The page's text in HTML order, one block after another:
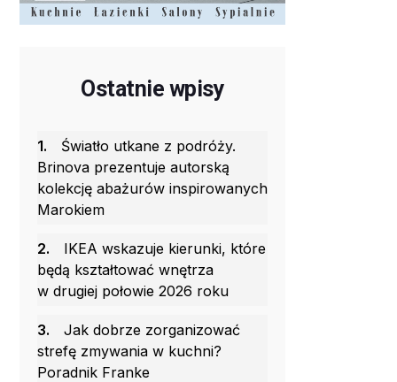
Ostatnie wpisy
1.
Światło utkane z podróży.
Brinova prezentuje autorską
kolekcję abażurów inspirowanych
Marokiem
2.
IKEA wskazuje kierunki, które
będą kształtować wnętrza
w drugiej połowie 2026 roku
3.
Jak dobrze zorganizować
strefę zmywania w kuchni?
Poradnik Franke